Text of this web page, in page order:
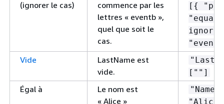
(ignorer le cas)
commence par les
lettres « eventb »,
quel que soit le
cas.
[ {
Vide
LastName est
vide.
[""]
Égal à
Le nom est
« Alice »